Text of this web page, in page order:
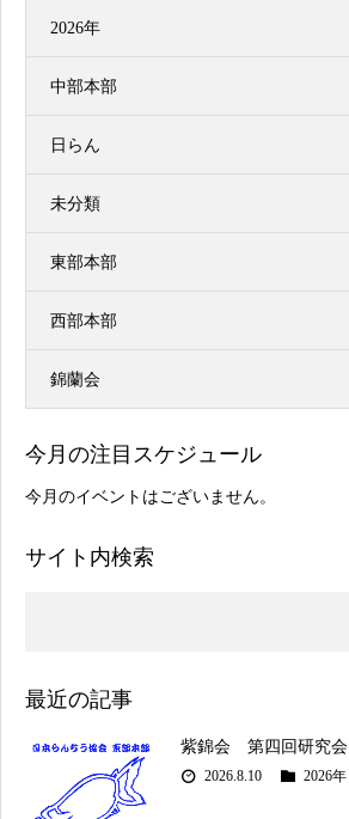
2026年
中部本部
日らん
未分類
東部本部
西部本部
錦蘭会
今月の注目スケジュール
今月のイベントはございません。
サイト内検索
最近の記事
紫錦会 第四回研究会
2026.8.10 2026年